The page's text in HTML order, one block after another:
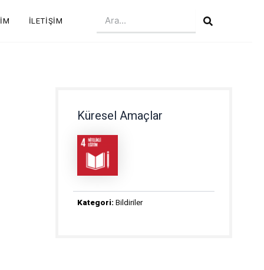
İLETIŞIM
Küresel Amaçlar
Kategori: Bildiriler